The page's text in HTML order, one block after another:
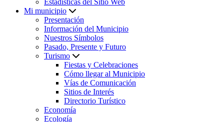
Mi municipio
Presentación
Información del Municipio
Nuestros Símbolos
Pasado, Presente y Futuro
Turismo
Fiestas y Celebraciones
Cómo llegar al Municipio
Vías de Comunicación
Sitios de Interés
Directorio Turístico
Economía
Ecología